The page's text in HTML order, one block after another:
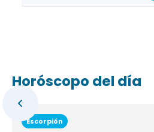
Horóscopo del día
Escorpión